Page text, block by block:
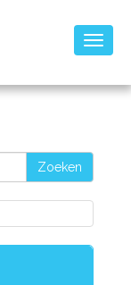
Zoeken